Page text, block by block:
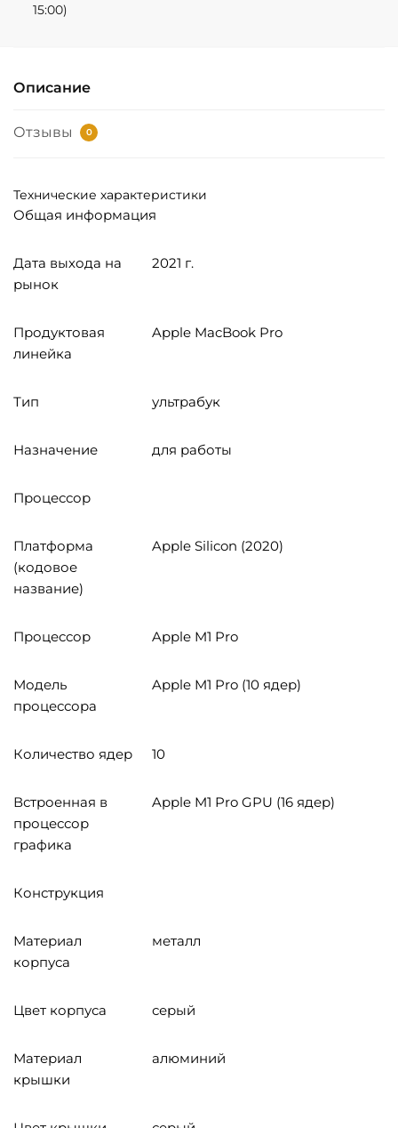
15:00)
Описание
Отзывы 0
Технические характеристики
Общая информация
Дата выхода на
рынок
2021 г.
Продуктовая
линейка
Apple MacBook Pro
Тип ультрабук
Назначение для работы
Процессор
Платформа
(кодовое
название)
Apple Silicon (2020)
Процессор Apple M1 Pro
Модель
процессора
Apple M1 Pro (10 ядер)
Количество ядер 10
Встроенная в
процессор
графика
Apple M1 Pro GPU (16 ядер)
Конструкция
Материал
корпуса
металл
Цвет корпуса серый
Материал
крышки
алюминий